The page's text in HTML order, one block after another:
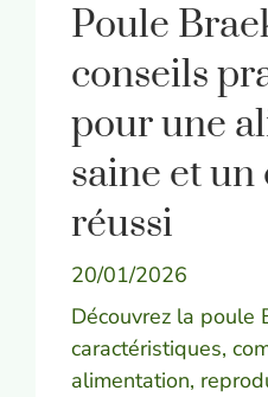
Poule
conseils
pour une
saine et un
réussi
20/01/2026
Découvrez la poule
caractéristiques,
alimentation,